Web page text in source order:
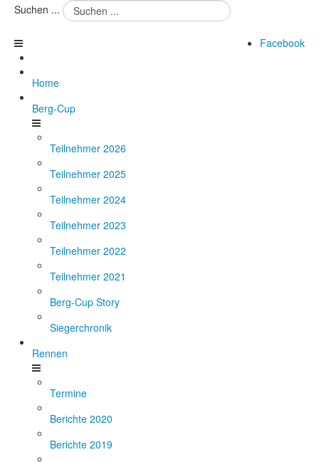
Suchen ...
Facebook
Home
Berg-Cup
Teilnehmer 2026
Teilnehmer 2025
Teilnehmer 2024
Teilnehmer 2023
Teilnehmer 2022
Teilnehmer 2021
Berg-Cup Story
Siegerchronik
Rennen
Termine
Berichte 2020
Berichte 2019